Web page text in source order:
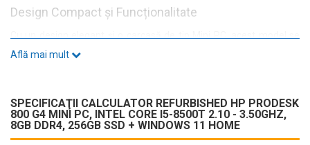
Design Compact și Funcționalitate
Cu un design elegant și o carcasă de tip Mini PC, acest model se
integrează perfect în orice mediu de lucru. Fie că este vorba
Specificații Tehnice Remarcabile
Dotat cu8GB RAM DDR4 și unSSD de 256GB, acest calculator
Află mai mult
SPECIFICAŢII CALCULATOR REFURBISHED HP PRODESK
800 G4 MINI PC, INTEL CORE I5-8500T 2.10 - 3.50GHZ,
8GB DDR4, 256GB SSD + WINDOWS 11 HOME